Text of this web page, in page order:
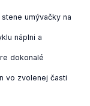
umývačky na
náplni a
dokonalé
vo zvolenej časti